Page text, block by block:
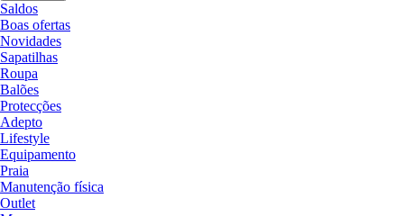
Saldos
Boas ofertas
Novidades
Sapatilhas
Roupa
Balões
Protecções
Adepto
Lifestyle
Equipamento
Praia
Manutenção física
Outlet